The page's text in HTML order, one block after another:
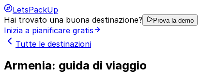
LetsPackUp
Hai trovato una buona destinazione?
Prova la demo
Inizia a pianificare gratis
Tutte le destinazioni
Armenia: guida di viaggio